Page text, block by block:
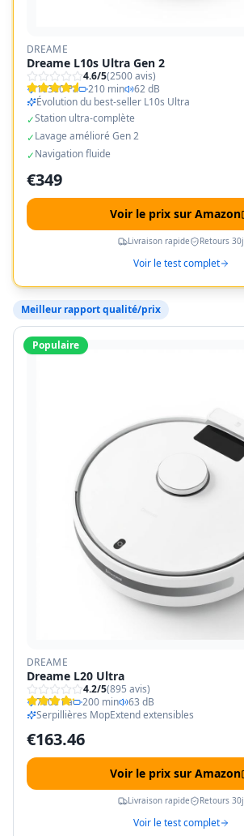
DREAME
Dreame L10s Ultra Gen 2
4.6/5(2500avis)
10300 Pa
210 min
62 dB
Évolution du best-seller L10s Ultra
✓Station ultra-complète
✓Lavage amélioré Gen 2
✓Navigation fluide
€349
Voir le prix sur Amazon
Livraison rapide Retours 30j
Voir le test complet
Meilleur rapport qualité/prix
Populaire
DREAME
Dreame L20 Ultra
4.2/5(895 avis)
7000 Pa
200 min
63 dB
Serpillières MopExtend extensibles
€163.46
Voir le prix sur Amazon
Livraison rapide Retours 30j
Voir le test complet